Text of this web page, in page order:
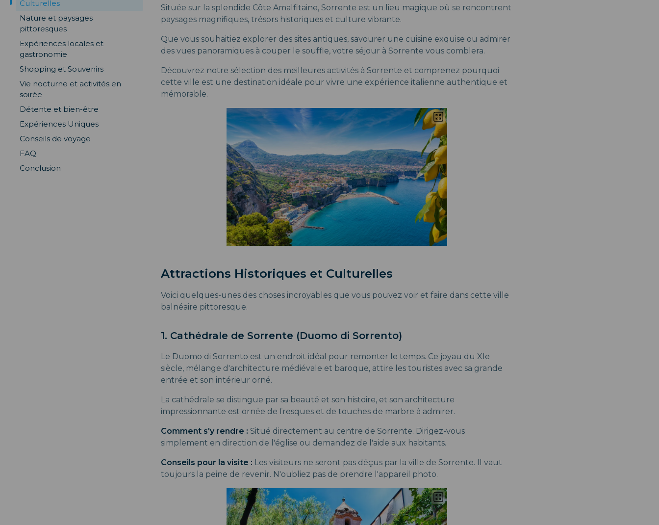
Culturelles
Nature et paysages
pittoresques
Expériences locales et
gastronomie
Shopping et Souvenirs
Vie nocturne et activités en
soirée
Détente et bien-être
Expériences Uniques
Conseils de voyage
FAQ
Conclusion
Située sur la splendide Côte Amalfitaine, Sorrente est un lieu magique où se rencontrent
paysages magnifiques, trésors historiques et culture vibrante.
Que vous souhaitiez explorer des sites antiques, savourer une cuisine exquise ou admirer
des vues panoramiques à couper le souffle, votre séjour à Sorrente vous comblera.
Découvrez notre sélection des meilleures activités à Sorrente et comprenez pourquoi
cette ville est une destination idéale pour vivre une expérience italienne authentique et
mémorable.
Attractions Historiques et Culturelles
Voici quelques-unes des choses incroyables que vous pouvez voir et faire dans cette ville
balnéaire pittoresque.
1. Cathédrale de Sorrente (Duomo di Sorrento)
Le Duomo di Sorrento est un endroit idéal pour remonter le temps. Ce joyau du XIe
siècle, mélange d'architecture médiévale et baroque, attire les touristes avec sa grande
entrée et son intérieur orné.
La cathédrale se distingue par sa beauté et son histoire, et son architecture
impressionnante est ornée de fresques et de touches de marbre à admirer.
Comment s'y rendre : Situé directement au centre de Sorrente. Dirigez-vous
simplement en direction de l'église ou demandez de l'aide aux habitants.
Conseils pour la visite : Les visiteurs ne seront pas déçus par la ville de Sorrente. Il vaut
toujours la peine de revenir. N'oubliez pas de prendre l'appareil photo.